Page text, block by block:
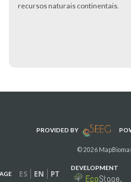
recursos naturais continentais.
PROVIDED BY
© 2026
ES EN PT
DEVELOPMENT